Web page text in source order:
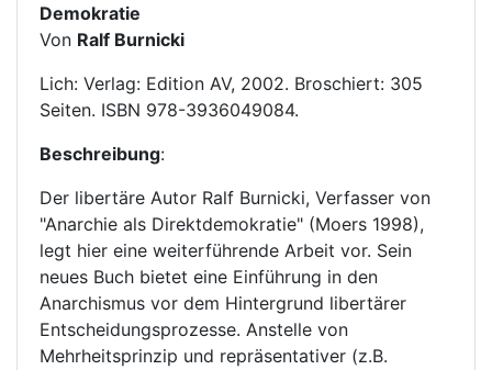
Demokratie
Von Ralf Burnicki
Lich: Verlag: Edition AV, 2002. Broschiert: 305
Seiten. ISBN 978-3936049084.
Beschreibung:
Der libertäre Autor Ralf Burnicki, Verfasser von
"Anarchie als Direktdemokratie" (Moers 1998),
legt hier eine weiterführende Arbeit vor. Sein
neues Buch bietet eine Einführung in den
Anarchismus vor dem Hintergrund libertärer
Entscheidungsprozesse. Anstelle von
Mehrheitsprinzip und repräsentativer (z.B.